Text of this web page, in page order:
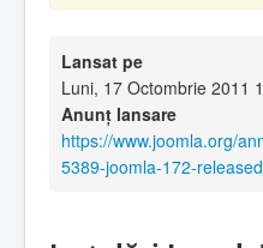
Lansat pe
Luni, 17 Octombrie 2011
Anunț lansare
https://www.joomla.org/
5389-joomla-172-